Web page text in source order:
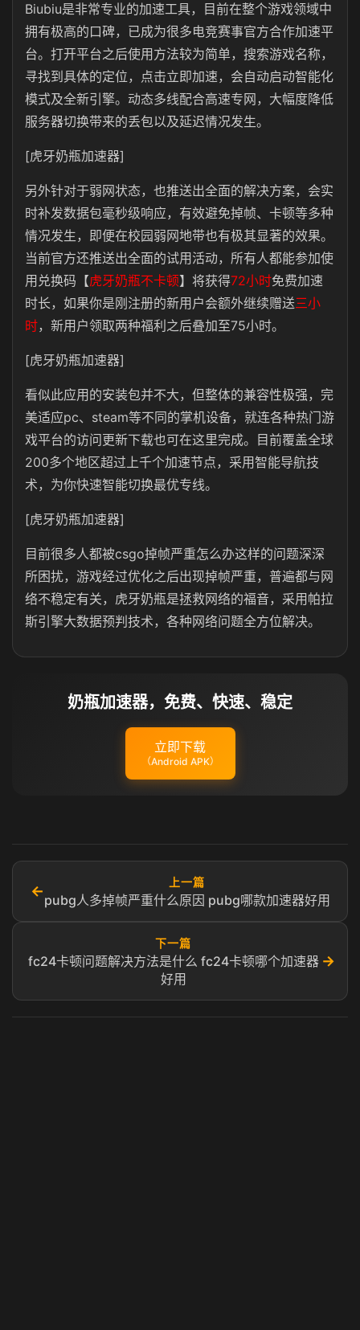
Biubiu是非常专业的加速工具，目前在整个游戏领域中
拥有极高的口碑，已成为很多电竞赛事官方合作加速平
台。打开平台之后使用方法较为简单，搜索游戏名称，
寻找到具体的定位，点击立即加速，会自动启动智能化
模式及全新引擎。动态多线配合高速专网，大幅度降低
服务器切换带来的丢包以及延迟情况发生。
[虎牙奶瓶加速器]
另外针对于弱网状态，也推送出全面的解决方案，会实
时补发数据包毫秒级响应，有效避免掉帧、卡顿等多种
情况发生，即便在校园弱网地带也有极其显著的效果。
当前官方还推送出全面的试用活动，所有人都能参加使
用兑换码【虎牙奶瓶不卡顿】将获得72小时免费加速
时长，如果你是刚注册的新用户会额外继续赠送三小
时，新用户领取两种福利之后叠加至75小时。
[虎牙奶瓶加速器]
看似此应用的安装包并不大，但整体的兼容性极强，完
美适应pc、steam等不同的掌机设备，就连各种热门游
戏平台的访问更新下载也可在这里完成。目前覆盖全球
200多个地区超过上千个加速节点，采用智能导航技
术，为你快速智能切换最优专线。
[虎牙奶瓶加速器]
目前很多人都被csgo掉帧严重怎么办这样的问题深深
所困扰，游戏经过优化之后出现掉帧严重，普遍都与网
络不稳定有关，虎牙奶瓶是拯救网络的福音，采用帕拉
斯引擎大数据预判技术，各种网络问题全方位解决。
奶瓶加速器，免费、快速、稳定
立即下载
（Android APK）
←
上一篇
pubg人多掉帧严重什么原因 pubg哪款加速器好用
下一篇
fc24卡顿问题解决方法是什么 fc24卡顿哪个加速器
好用
→